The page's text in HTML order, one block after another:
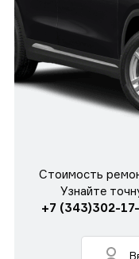
Стоимость
Узнайте
+7 (343)302-